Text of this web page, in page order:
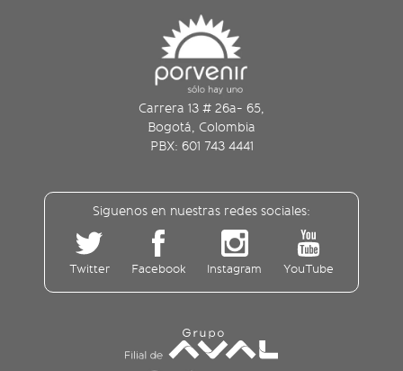
Carrera 13 # 26a- 65,
Bogotá, Colombia
PBX: 601 743 4441
Siguenos en nuestras redes sociales:
Twitter Facebook Instagram YouTube